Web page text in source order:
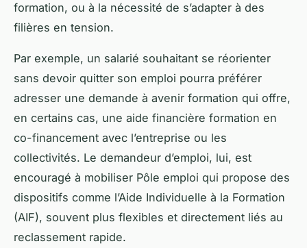
formation, ou à la nécessité de s’adapter à des
filières en tension.
Par exemple, un salarié souhaitant se réorienter
sans devoir quitter son emploi pourra préférer
adresser une demande à avenir formation qui offre,
en certains cas, une aide financière formation en
co-financement avec l’entreprise ou les
collectivités. Le demandeur d’emploi, lui, est
encouragé à mobiliser Pôle emploi qui propose des
dispositifs comme l’Aide Individuelle à la Formation
(AIF), souvent plus flexibles et directement liés au
reclassement rapide.